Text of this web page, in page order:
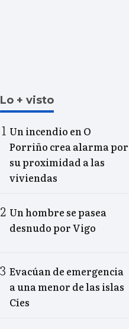
Lo + visto
Un incendio en O
Porriño crea alarma por
su proximidad a las
viviendas
Un hombre se pasea
desnudo por Vigo
Evacúan de emergencia
a una menor de las islas
Cíes